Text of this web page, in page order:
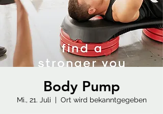
Body Pump
Mi., 21. Juli
  |
Ort wird bekanntgegeben